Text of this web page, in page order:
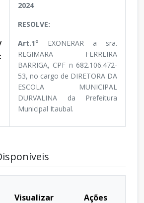
2024
RESOLVE:
Art.1° EXONERAR a sra.
REGIMARA FERREIRA
BARRIGA, CPF n 682.106.472-
53, no cargo de DIRETORA DA
ESCOLA MUNICIPAL
DURVALINA da Prefeitura
Municipal Itaubal.
Visualizar
Ações